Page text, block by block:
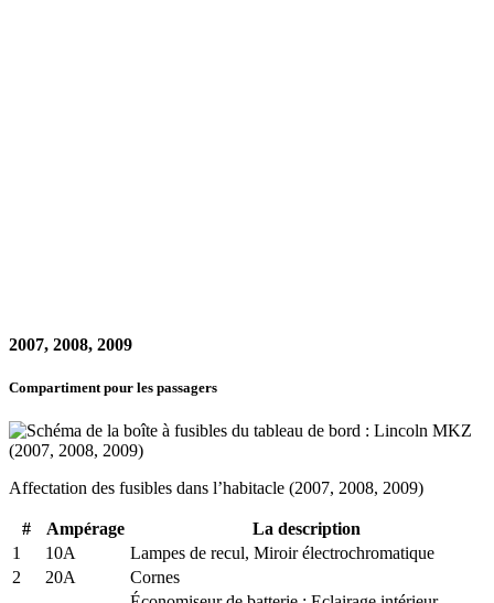
2007, 2008, 2009
Compartiment pour les passagers
Affectation des fusibles dans l’habitacle (2007, 2008, 2009)
# Ampérage
La description
1
10A
Lampes de recul, Miroir électrochromatique
2
20A
Cornes